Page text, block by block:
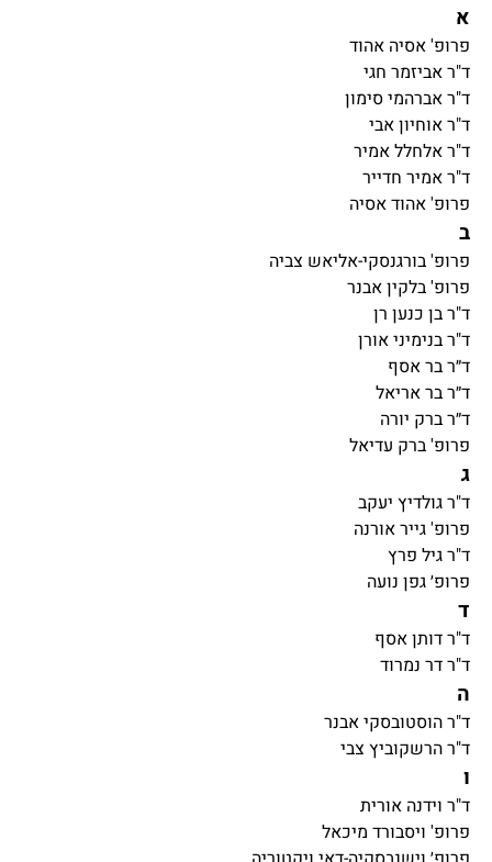
א
פרופ' אסיה אהוד
ד"ר אביזמר חגי
ד"ר אברהמי סימון
ד"ר אוחיון אבי
ד"ר אלחלל אמיר
ד"ר אמיר חדייר
פרופ' אהוד אסיה
ב
פרופ' בורגנסקי-אליאש צביה
פרופ' בלקין אבנר
ד"ר בן כנען רן
ד"ר בנימיני אורן
ד״ר בר אסף
ד״ר בר אריאל
ד״ר ברק יורה
פרופ' ברק עדיאל
ג
ד"ר גולדיץ יעקב
פרופ' גייר אורנה
ד"ר גיל פרץ
פרופ׳ גפן נועה
ד
ד"ר דותן אסף
ד"ר דר נמרוד
ה
ד"ר הוסטובסקי אבנר
ד"ר הרשקוביץ צבי
ו
ד"ר וידנה אורית
פרופ' ויסבורד מיכאל